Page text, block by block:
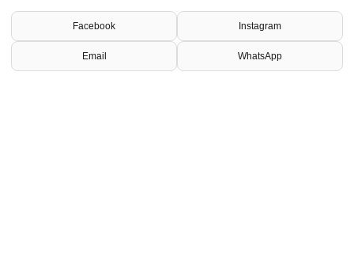
Facebook Instagram
Email WhatsApp